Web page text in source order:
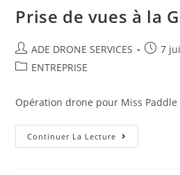
Prise de vues à la
ADE DRONE SERVICES
7
ENTREPRISE
Opération drone pour Miss Paddle
Continuer La Lecture